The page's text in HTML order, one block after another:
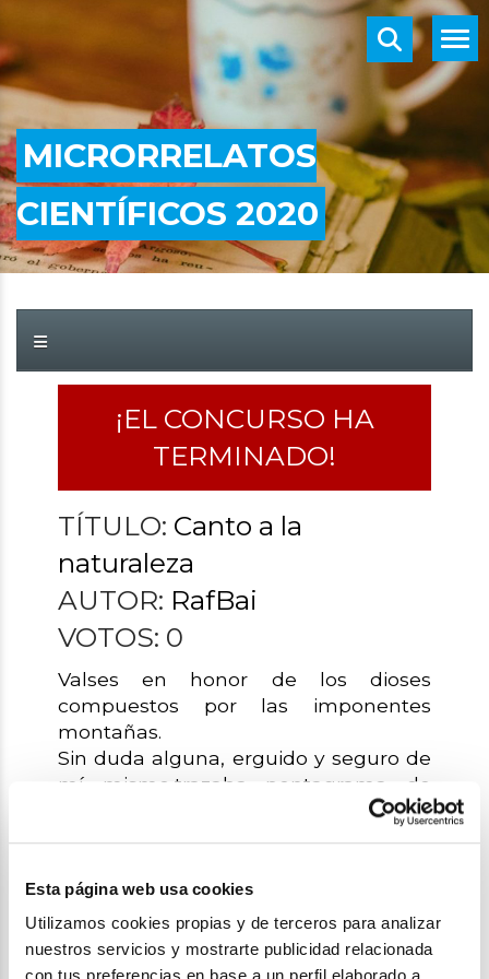
Esta página web usa cookies
Utilizamos cookies propias y de terceros para analizar
nuestros servicios y mostrarte publicidad relacionada
MICRORRELATOS
CIENTÍFICOS 2020
¡EL CONCURSO HA
TERMINADO!
TÍTULO: Canto a la
naturaleza
AUTOR: RafBai
VOTOS: 0
Valses en honor de los dioses
compuestos por las imponentes
montañas.
Sin duda alguna, erguido y seguro de
mí mismo,trazaba pentagrama de
virtudes acogido en mi cuaderno de
con el verso.
Así, embriagado con un soplo de
vasta inspiración, recogía la divina
retórica producida por el gorjeo de los